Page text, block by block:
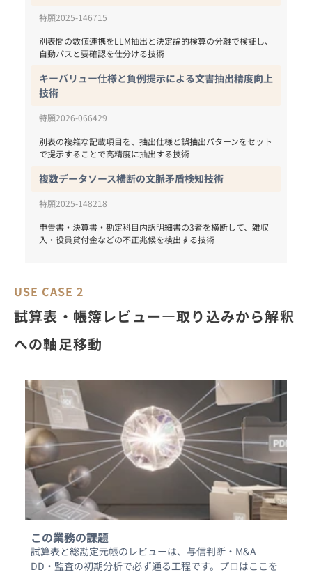
特願2025-146715
別表間の数値連携をLLM抽出と決定論的検算の分離で検証し、
自動パスと要確認を仕分ける技術
キーバリュー仕様と負例提示による文書抽出精度向上
技術
特願2026-066429
別表の複雑な記載項目を、抽出仕様と誤抽出パターンをセット
で提示することで高精度に抽出する技術
複数データソース横断の文脈矛盾検知技術
特願2025-148218
申告書・決算書・勘定科目内訳明細書の3者を横断して、雑収
USE CASE 2
試算表・帳簿レビュー―取り込みから解釈
への軸足移動
この業務の課題
試算表と総勘定元帳のレビューは、与信判断・M&A
DD・監査の初期分析で必ず通る工程です。プロはここを